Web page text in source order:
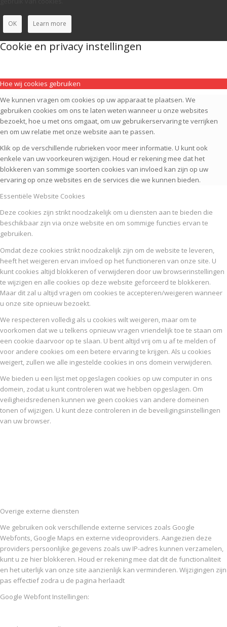
OK Learn more
Cookie en privacy instellingen
Hoe wij cookies gebruiken
We kunnen vragen om cookies op uw apparaat te plaatsen. We
gebruiken cookies om ons te laten weten wanneer u onze websites
bezoekt, hoe u met ons omgaat, om uw gebruikerservaring te verrijken
en om uw relatie met onze website aan te passen.
Klik op de verschillende rubrieken voor meer informatie. U kunt ook
enkele van uw voorkeuren wijzigen. Houd er rekening mee dat het
blokkeren van sommige soorten cookies van invloed kan zijn op uw
ervaring op onze websites en de services die we kunnen bieden.
Essentiële Website Cookies
Deze cookies zijn strikt noodzakelijk om u diensten aan te bieden die
beschikbaar zijn via onze website en om sommige functies ervan te
gebruiken.
Omdat deze cookies strikt noodzakelijk zijn om de website te leveren,
heeft het weigeren ervan invloed op het functioneren van onze site. U
kunt cookies altijd blokkeren of verwijderen door uw browserinstellingen
te wijzigen en alle cookies op deze website geforceerd te blokkeren.
Maar dit zal u altijd vragen om cookies te accepteren/weigeren wanneer
u onze site opnieuw bezoekt.
We respecteren volledig als u cookies wilt weigeren, maar om te
voorkomen dat we u telkens opnieuw vragen vriendelijk toe te staan om
een cookie daarvoor op te slaan. U bent altijd vrij om u af te melden of
voor andere cookies om een betere ervaring te krijgen. Als u cookies
weigert, zullen we alle ingestelde cookies in ons domein verwijderen.
We bieden u een lijst met opgeslagen cookies op uw computer in ons
domein, zodat u kunt controleren wat we hebben opgeslagen. Om
veiligheidsredenen kunnen we geen cookies van andere domeinen
tonen of wijzigen. U kunt deze controleren in de beveiligingsinstellingen
van uw browser.
Overige externe diensten
We gebruiken ook verschillende externe services zoals Google
Webfonts, Google Maps en externe videoproviders. Aangezien deze
providers persoonlijke gegevens zoals uw IP-adres kunnen verzamelen,
kunt u ze hier blokkeren. Houd er rekening mee dat dit de functionaliteit
en het uiterlijk van onze site aanzienlijk kan verminderen. Wijzigingen zijn
pas effectief zodra u de pagina herlaadt
Google Webfont Instellingen: